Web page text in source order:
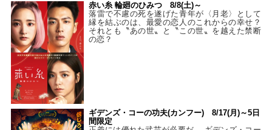
赤い糸 輪廻のひみつ 8/8(土)～
落雷で不慮の死を遂げた青年が〈月老〉として
縁を結ぶのは、最愛の恋人のこれからの幸せ？
それとも〝あの世〟と〝この世〟を越えた禁断
の恋？
ギデンズ・コーの功夫(カンフー) 8/17(月)～5日
間限定